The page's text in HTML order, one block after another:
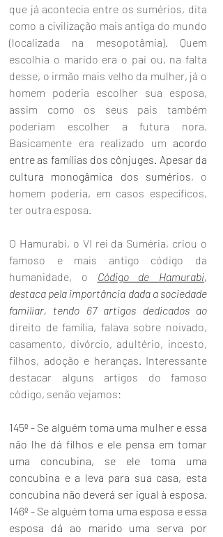
que já acontecia entre os sumérios, dita
como a civilização mais antiga do mundo
(localizada na mesopotâmia). Quem
escolhia o marido era o pai ou, na falta
desse, o irmão mais velho da mulher, já o
homem poderia escolher sua esposa,
assim como os seus pais também
poderiam escolher a futura nora.
Basicamente era realizado um acordo
entre as famílias dos cônjuges. Apesar da
cultura monogâmica dos sumérios, o
homem poderia, em casos específicos,
ter outra esposa.
O Hamurabi, o VI rei da Suméria, criou o
famoso e mais antigo código da
humanidade, o Código de Hamurabi,
destaca pela importância dada a sociedade
familiar, tendo 67 artigos dedicados ao
direito de família, falava sobre noivado,
casamento, divórcio, adultério, incesto,
filhos, adoção e heranças. Interessante
destacar alguns artigos do famoso
código, senão vejamos:
145º - Se alguém toma uma mulher e essa
não lhe dá filhos e ele pensa em tomar
uma concubina, se ele toma uma
concubina e a leva para sua casa, esta
concubina não deverá ser igual à esposa.
146º - Se alguém toma uma esposa e essa
esposa dá ao marido uma serva por